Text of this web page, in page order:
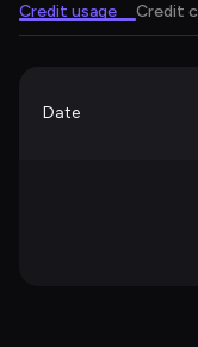
Credit usage Credit
Date